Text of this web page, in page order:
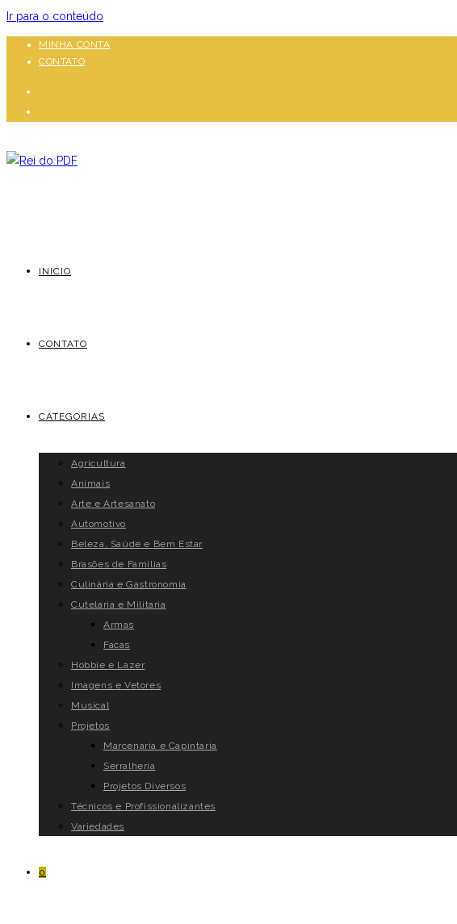
Ir para o conteúdo
MINHA CONTA
CONTATO
INICIO
CONTATO
CATEGORIAS
Agricultura
Animais
Arte e Artesanato
Automotivo
Beleza, Saúde e Bem Estar
Brasões de Famílias
Culinária e Gastronomia
Cutelaria e Militaria
Armas
Facas
Hobbie e Lazer
Imagens e Vetores
Musical
Projetos
Marcenaria e Capintaria
Serralheria
Projetos Diversos
Técnicos e Profissionalizantes
Variedades
0